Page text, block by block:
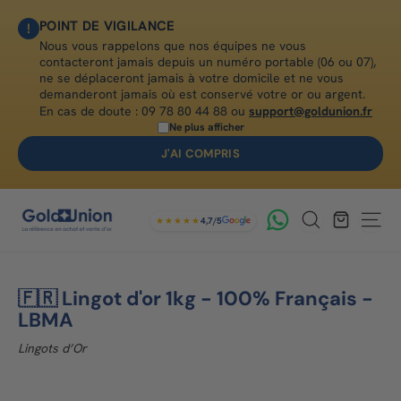
contenu
! POINT DE VIGILANCE
Nous vous rappelons que nos équipes ne vous
contacteront jamais depuis un numéro portable (06 ou 07),
ne se déplaceront jamais à votre domicile et ne vous
demanderont jamais où est conservé votre or ou argent.
En cas de doute : 09 78 80 44 88 ou support@goldunion.fr
Ne plus afficher
J'AI COMPRIS
G
d
U
n
★★★★★4,7/5
Rechercher
🇫🇷 Lingot d'or 1kg - 100% Français -
LBMA
Lingots d’Or